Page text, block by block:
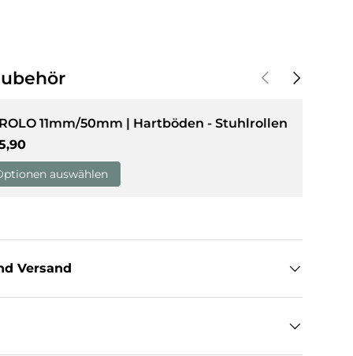
VorherigeNächste
11mm/50mm | Hartböden - Stuhlrollen
Preis
auswählen
Versand